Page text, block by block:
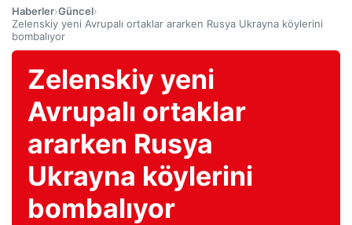
Haberler›Güncel›
Zelenskiy yeni Avrupalı ​​ortaklar ararken Rusya Ukrayna köylerini
bombalıyor
Zelenskiy yeni
Avrupalı ​​ortaklar
ararken Rusya
Ukrayna köylerini
bombalıyor